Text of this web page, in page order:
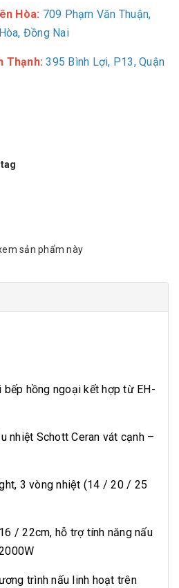
Hòa: 709 Phạm Văn Thuận,
Đồng Nai
Thạnh:395 Bình Lợi, P13, Quận
sản phẩm này
hồng ngoại kết hợp từ EH-
nhiệt Schott Ceran vát cạnh –
3 vòng nhiệt (14 / 20 / 25
/ 22cm, hỗ trợ tính năng nấu
trình nấu linh hoạt trên